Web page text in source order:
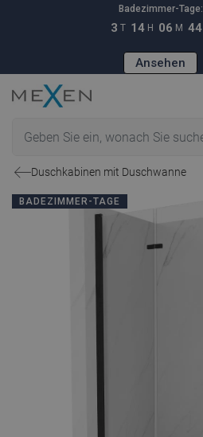
Badezimmer-Tage:
3 T 14 H 06 M 43
Ansehen
Duschkabinen mit Duschwanne
BADEZIMMER-TAGE